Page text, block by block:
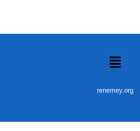
renemey.org